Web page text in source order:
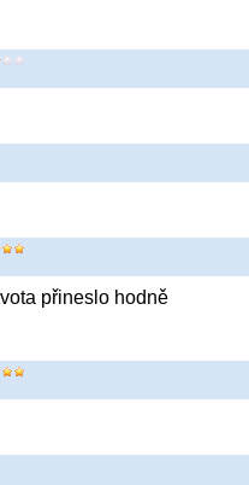
přineslo hodně